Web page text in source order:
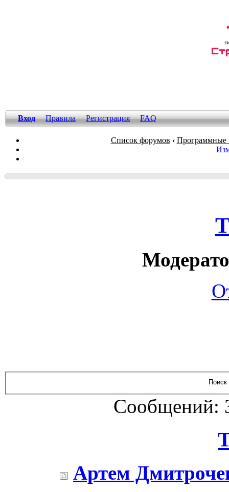
Вход Правила Регистрация FAQ
Список форумов ‹ Программные
Сообщений:
Артем